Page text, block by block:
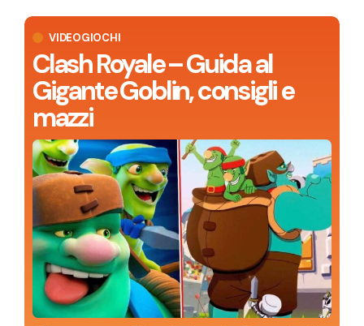
VIDEOGIOCHI
Clash Royale – Guida al
Gigante Goblin, consigli e
mazzi